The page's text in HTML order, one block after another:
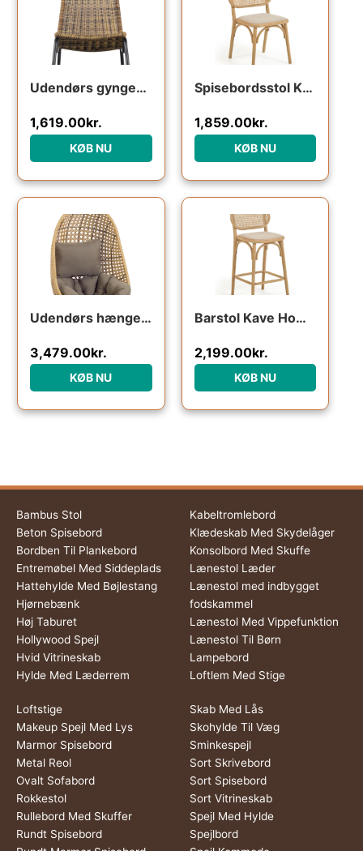
Udendørs gyngestol WOOOD Tom vippestol naturfarvet rattan og sort metalstel
1,619.00kr.
KØB NU
Spisebordsstol Kave Home Doriane natur i massivt egetræ med håndvævet rattan og vandafvisende linnedpolstring
1,859.00kr.
KØB NU
Udendørs hængestol Kave Home Cira flettet polyrattan natur/grøn med pude vejrbestandig
3,479.00kr.
KØB NU
Barstol Kave Home Doriane i massivt egetræ og håndvævet rattan med vandafvisende linnedpolstring naturfarvet rustik stil
2,199.00kr.
KØB NU
Bambus Stol
Beton Spisebord
Bordben Til Plankebord
Entremøbel Med Siddeplads
Hattehylde Med Bøjlestang
Hjørnebænk
Høj Taburet
Hollywood Spejl
Hvid Vitrineskab
Hylde Med Læderrem
Kabeltromlebord
Klædeskab Med Skydelåger
Konsolbord Med Skuffe
Lænestol Læder
Lænestol med indbygget
fodskammel
Lænestol Med Vippefunktion
Lænestol Til Børn
Lampebord
Loftlem Med Stige
Loftstige
Makeup Spejl Med Lys
Marmor Spisebord
Metal Reol
Ovalt Sofabord
Rokkestol
Rullebord Med Skuffer
Rundt Spisebord
Skab Med Lås
Skohylde Til Væg
Sminkespejl
Sort Skrivebord
Sort Spisebord
Sort Vitrineskab
Spejl Med Hylde
Spejlbord